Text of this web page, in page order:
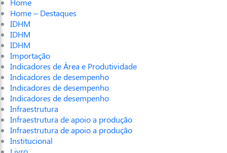
Home
Home – Destaques
IDHM
IDHM
IDHM
Importação
Indicadores de Área e Produtividade
Indicadores de desempenho
Indicadores de desempenho
Indicadores de desempenho
Infraestrutura
Infraestrutura de apoio a produção
Infraestrutura de apoio a produção
Institucional